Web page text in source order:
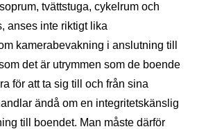
tvättstuga, cykelrum och
anses inte riktigt lika
kamerabevakning i anslutning till
det är utrymmen som de boende
för att ta sig till och från sina
ändå om en integritetskänslig
till boendet. Man måste därför